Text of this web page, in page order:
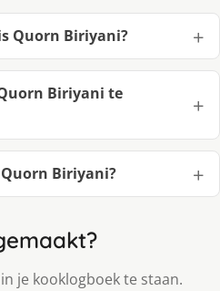
Quorn Biriyani?
Biriyani te
Biriyani?
je kooklogboek te staan.